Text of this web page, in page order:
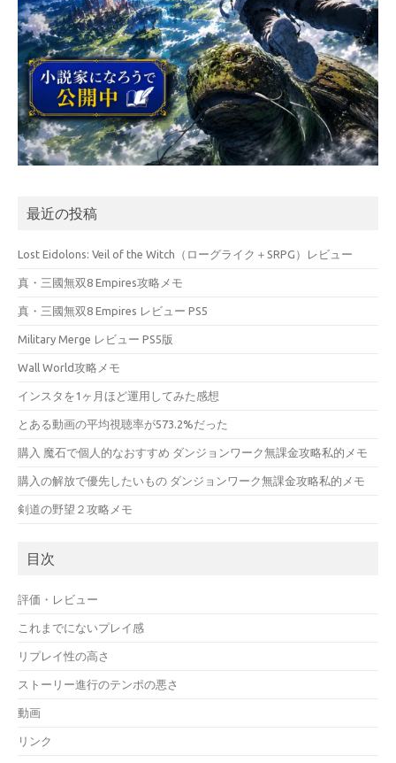
最近の投稿
Lost Eidolons: Veil of the Witch（ローグライク＋SRPG）レビュー
真・三國無双8 Empires攻略メモ
真・三國無双8 Empires レビュー PS5
Military Merge レビュー PS5版
Wall World攻略メモ
インスタを1ヶ月ほど運用してみた感想
とある動画の平均視聴率が573.2%だった
購入 魔石で個人的なおすすめ ダンジョンワーク無課金攻略私的メモ
購入の解放で優先したいもの ダンジョンワーク無課金攻略私的メモ
剣道の野望２攻略メモ
目次
評価・レビュー
これまでにないプレイ感
リプレイ性の高さ
ストーリー進行のテンポの悪さ
動画
リンク